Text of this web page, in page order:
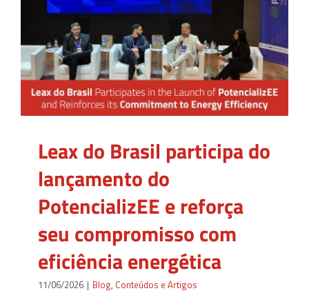
Leax do Brasil participa do
lançamento do
PotencializEE e reforça
seu compromisso com
eficiência energética
11/06/2026 | Blog, Conteúdos e Artigos